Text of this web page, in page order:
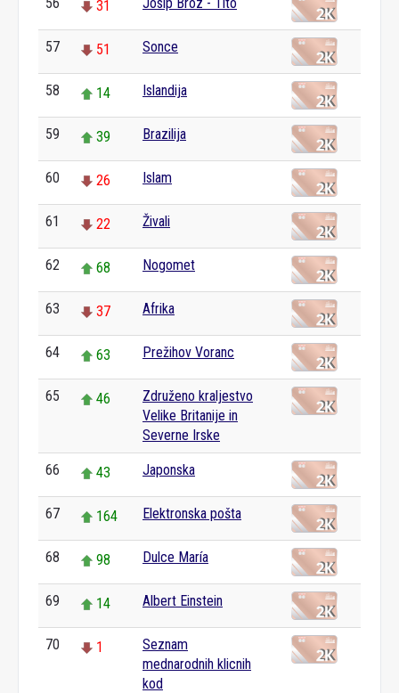
31
57 51 Sonce
58 14 Islandija
59 39 Brazilija
60 26 Islam
61 22 Živali
62 68 Nogomet
63 37 Afrika
64 63 Prežihov Voranc
65 46
Združeno kraljestvo
Velike Britanije in
Severne Irske
66 43 Japonska
67 164 Elektronska pošta
68 98 Dulce María
69 14 Albert Einstein
70 1
Seznam
mednarodnih klicnih
kod